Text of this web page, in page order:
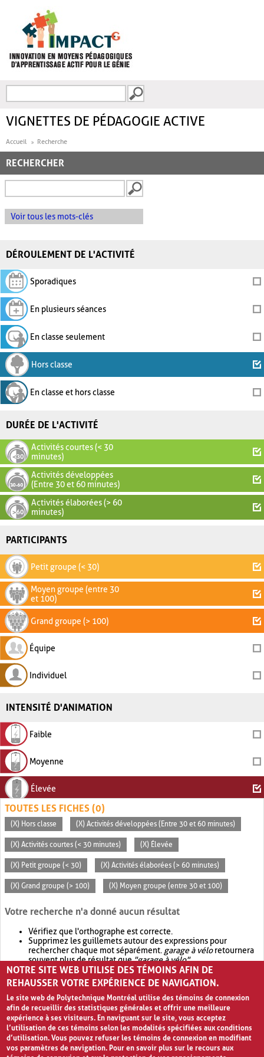
FORMULAIRE DE
VIGNETTES DE PÉDAGOGIE ACTIVE
Accueil Recherche
RECHERCHER
Voir tous les mots-clés
DÉROULEMENT DE L'ACTIVITÉ
Sporadiques
En plusieurs séances
En classe seulement
Hors classe
En classe et hors classe
DURÉE DE L'ACTIVITÉ
Activités courtes (< 30
minutes)
Activités développées
(Entre 30 et 60 minutes)
Activités élaborées (> 60
minutes)
PARTICIPANTS
Petit groupe (< 30)
Moyen groupe (entre 30
et 100)
Grand groupe (> 100)
Équipe
Individuel
INTENSITÉ D'ANIMATION
Faible
Moyenne
Élevée
TOUTES LES FICHES (0)
(X) Hors classe (X) Activités développées (Entre 30 et 60 minutes)
(X) Activités courtes (< 30 minutes) (X) Élevée
(X) Petit groupe (< 30) (X) Activités élaborées (> 60 minutes)
(X) Grand groupe (> 100) (X) Moyen groupe (entre 30 et 100)
Votre recherche n'a donné aucun résultat
Vérifiez que l'orthographe est correcte.
Supprimez les guillemets autour des expressions pour
rechercher chaque mot séparément. garage à véloretournera
souvent plus de résultat que"garage à vélo".
Envisagez d'élargir votre recherche avec OR.garage OR vélo
retournera souvent plus de résultat quegarage à vélo
NOTRE SITE WEB UTILISE DES TÉMOINS AFIN DE
REHAUSSER VOTRE EXPÉRIENCE DE NAVIGATION.
Le site web de Polytechnique Montréal utilise des témoins de connexion
afin de recueillir des statistiques générales et offrir une meilleure
expérience à ses visiteurs. En naviguant sur le site, vous acceptez
l’utilisation de ces témoins selon les modalités spécifiées aux conditions
d’utilisation. Vous pouvez refuser les témoins de connexion en modifiant
vos paramètres de navigation. Pour en savoir plus sur le recours aux